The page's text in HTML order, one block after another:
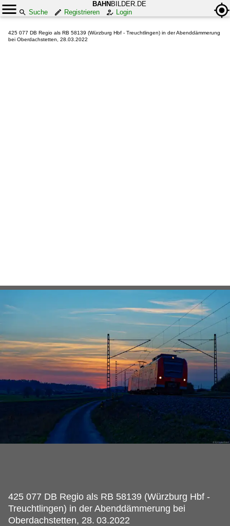
BAHN BILDER.DE
Suche
Registrieren Login
425 077 DB Regio als RB 58139 (Würzburg Hbf - Treuchtlingen) in der Abenddämmerung
bei Oberdachstetten, 28.03.2022
425 077 DB Regio als RB 58139 (Würzburg Hbf -
Treuchtlingen) in der Abenddämmerung bei
Oberdachstetten, 28. 03.2022